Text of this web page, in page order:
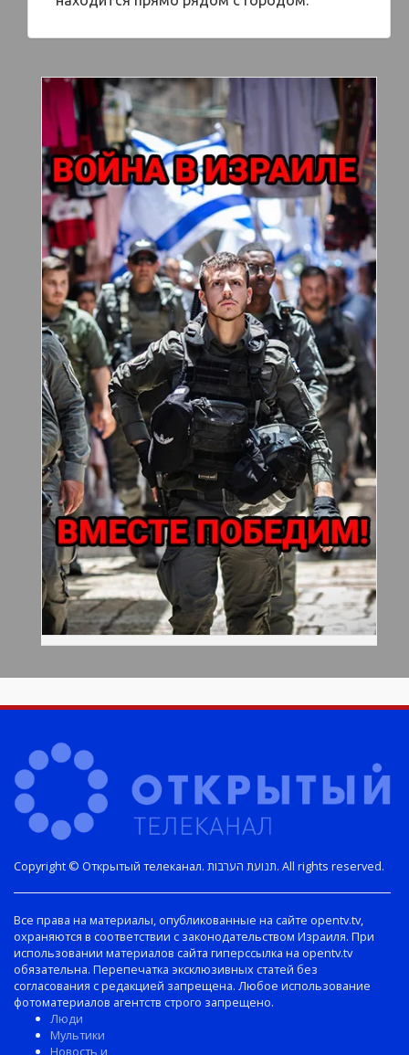
Copyright © Открытый телеканал. תנועת הערבות. All rights reserved.
Все права на материалы, опубликованные на сайте opentv.tv,
охраняются в соответствии с законодательством Израиля. При
использовании материалов сайта гиперссылка на opentv.tv
обязательна. Перепечатка эксклюзивных статей без
согласования с редакцией запрещена. Любое использование
фотоматериалов агентств строго запрещено.
Люди
Мультики
Новость и